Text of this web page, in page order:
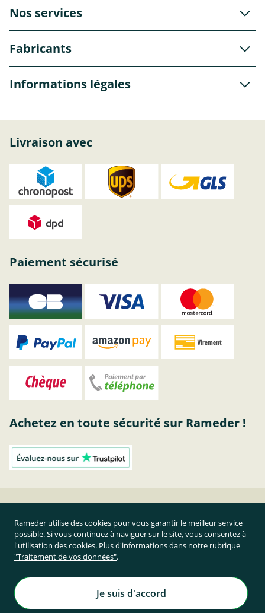
Nos services
Fabricants
Informations légales
Livraison avec
Paiement sécurisé
Achetez en toute sécurité sur Rameder !
Résilier le contrat
Prix TTC et hors frais de port
Rameder Attelage France
Tous droits réservés. | © Copyright 1995-2026
Rameder utilise des cookies pour vous garantir le meilleur service
possible. Si vous continuez à naviguer sur le site, vous consentez à
l'utilisation des cookies. Plus d'informations dans notre rubrique
"Traitement de vos données".
Je suis d'accord